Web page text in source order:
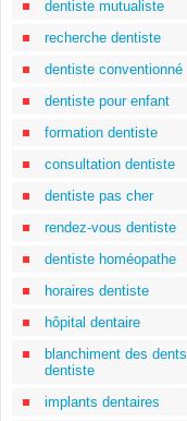
dentiste mutualiste
recherche dentiste
dentiste conventionné
dentiste pour enfant
formation dentiste
consultation dentiste
dentiste pas cher
rendez-vous dentiste
dentiste homéopathe
horaires dentiste
hôpital dentaire
blanchiment des dents
dentiste
implants dentaires